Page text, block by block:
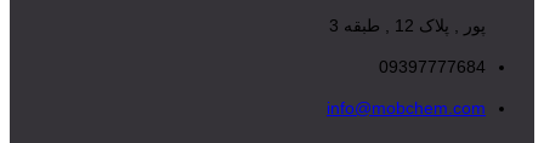
پور , پلاک 12 , طبقه 3
09397777684
info@mobchem.com